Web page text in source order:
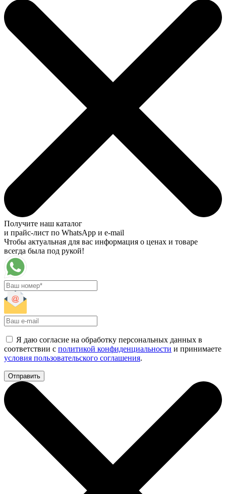
Получите наш каталог
и прайс-лист по WhatsApp и e-mail
Чтобы актуальная для вас информация о ценах и товаре
всегда была под рукой!
Я даю согласие на обработку персональных данных в
соответствии с политикой конфиденциальности и принимаете
условия пользовательского соглашения.